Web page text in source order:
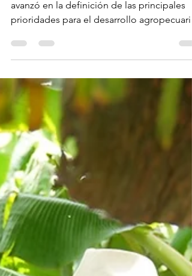
Santiago, R.D. – El Ministerio de Agricultura
avanzó en la definición de las principales
prioridades para el desarrollo agropecuario
autoridades, productores y representantes
del sector consensuaron acciones para
fortalecer la productividad, la asistencia
técnica y la competitividad en las provincias
Santiago, Espaillat y Puerto Plata. La
de Priorización y Articulación del Sector
Agropecuario f